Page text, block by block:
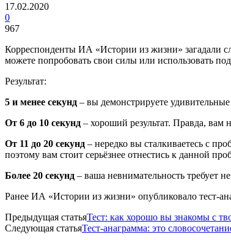
17.02.2020
0
967
Корреспонденты ИА «Истории из жизни» загадали
можете попробовать свои силы или использовать
Результат:
5 и менее секунд – вы демонстрируете
От 6 до 10 секунд – хороший результат. Правда, вам
От 11 до 20 секунд – нередко вы сталкиваетесь с
поэтому вам стоит серьёзнее отнестись к данной
Более 20 секунд – ваша невнимательность требует
Ранее ИА «Истории из жизни» опубликовало тест-
Предыдущая статьяТест: как хорошо вы знакомы с
Следующая статьяТест-анаграмма: это